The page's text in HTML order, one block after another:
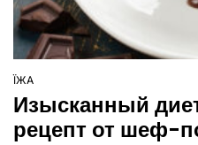
ОПУБЛІКУВАТИ
У
ЇЖА
Изысканный
рецепт от шеф-